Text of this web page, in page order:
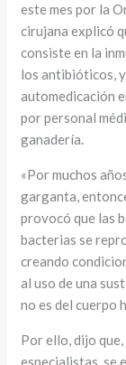
este mes por la
cirujana explicó
consiste en la
los antibióticos,
automedicación
por personal
ganadería.
«Por muchos
garganta,
provocó que las
bacterias se
creando
al uso de una
no es del cuerpo
Por ello, dijo
especialistas, se